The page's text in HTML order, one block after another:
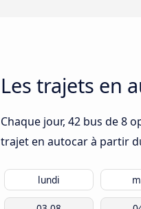
Les trajets en
Chaque jour, 42 bus de 8
trajet en autocar à partir
lundi